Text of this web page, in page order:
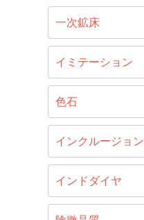
一次鉱床
イミテーション
色石
インクルージョン
インドダイヤ